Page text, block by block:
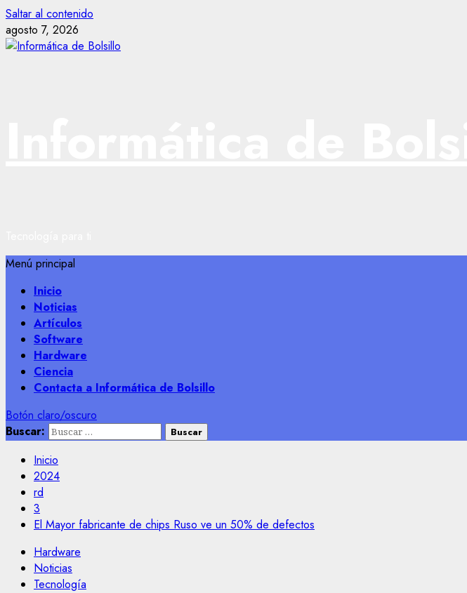
Saltar al contenido
agosto 7, 2026
Menú principal
Inicio
Noticias
Artículos
Software
Hardware
Ciencia
Contacta a Informática de Bolsillo
Botón claro/oscuro
Buscar:
Inicio
2024
rd
3
El Mayor fabricante de chips Ruso ve un 50% de defectos
Hardware
Noticias
Tecnología